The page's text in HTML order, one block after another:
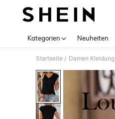
Kategorien Neuheiten
Startseite / Damen Kleidung